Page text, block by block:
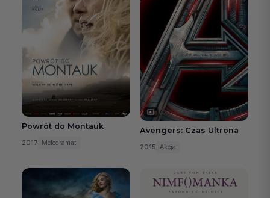
Powrót do Montauk
2017 Melodramat
Avengers: Czas Ultrona
2015 Akcja